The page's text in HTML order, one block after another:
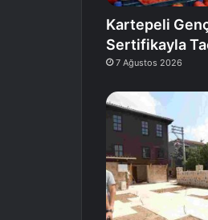
Kartepeli
Sertifikayla
7 Ağustos 2026